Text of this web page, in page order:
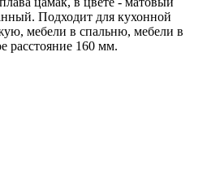
Подходит для кухонной
мебели в спальню, мебели в
расстояние 160 мм.